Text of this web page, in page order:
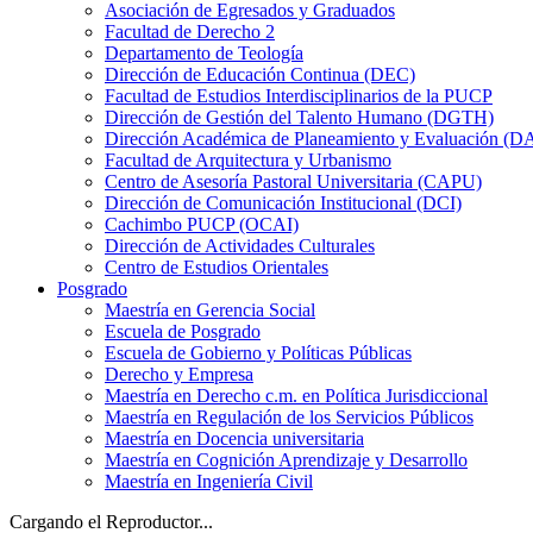
Asociación de Egresados y Graduados
Facultad de Derecho 2
Departamento de Teología
Dirección de Educación Continua (DEC)
Facultad de Estudios Interdisciplinarios de la PUCP
Dirección de Gestión del Talento Humano (DGTH)
Dirección Académica de Planeamiento y Evaluación
Facultad de Arquitectura y Urbanismo
Centro de Asesoría Pastoral Universitaria (CAPU)
Dirección de Comunicación Institucional (DCI)
Cachimbo PUCP (OCAI)
Dirección de Actividades Culturales
Centro de Estudios Orientales
Posgrado
Maestría en Gerencia Social
Escuela de Posgrado
Escuela de Gobierno y Políticas Públicas
Derecho y Empresa
Maestría en Derecho c.m. en Política Jurisdiccional
Maestría en Regulación de los Servicios Públicos
Maestría en Docencia universitaria
Maestría en Cognición Aprendizaje y Desarrollo
Maestría en Ingeniería Civil
Cargando el Reproductor...